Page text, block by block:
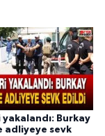
Burkay
adliyeye sevk